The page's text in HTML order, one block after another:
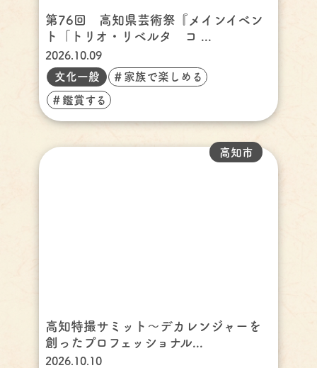
第76回 高知県芸術祭『メインイベン
ト「トリオ・リベルタ コ ...
2026.10.09
文化一般
＃家族で楽しめる
＃鑑賞する
高知特撮サミット～デカレンジャーを
創ったプロフェッショナル...
高知市
2026.10.10